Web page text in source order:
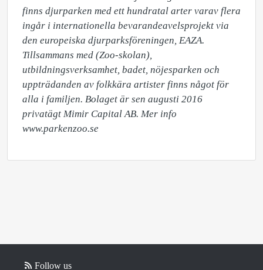
finns djurparken med ett hundratal arter varav flera
ingår i internationella bevarandeavelsprojekt via
den europeiska djurparksföreningen, EAZA.
Tillsammans med (Zoo-skolan),
utbildningsverksamhet, badet, nöjesparken och
uppträdanden av folkkära artister finns något för
alla i familjen. Bolaget är sen augusti 2016
privatägt Mimir Capital AB. Mer info
www.parkenzoo.se
Follow us